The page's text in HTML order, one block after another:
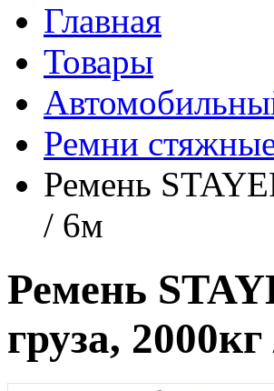
Главная
Товары
Ремни
Ремень
/ 6м
Ремень
груза,